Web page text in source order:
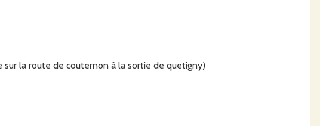
avons un territoire riche il faut le mettre en avant.
la route de couternon à la sortie de quetigny)